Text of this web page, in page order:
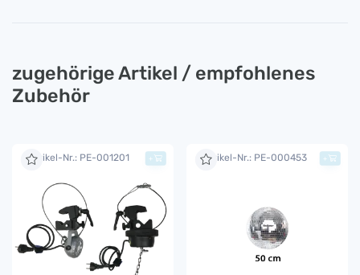
zugehörige Artikel / empfohlenes
Zubehör
Artikel-Nr.: PE-001201 + Artikel-Nr.: PE-000453 +